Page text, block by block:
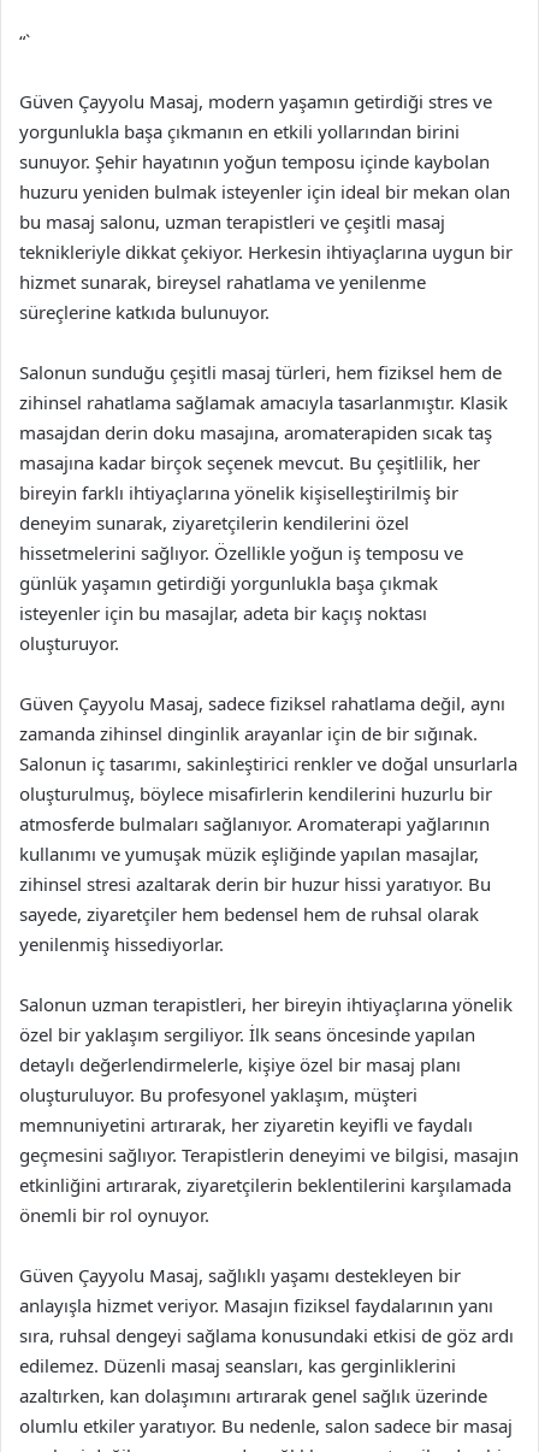
“`
Güven Çayyolu Masaj, modern yaşamın getirdiği stres ve
yorgunlukla başa çıkmanın en etkili yollarından birini
sunuyor. Şehir hayatının yoğun temposu içinde kaybolan
huzuru yeniden bulmak isteyenler için ideal bir mekan olan
bu masaj salonu, uzman terapistleri ve çeşitli masaj
teknikleriyle dikkat çekiyor. Herkesin ihtiyaçlarına uygun bir
hizmet sunarak, bireysel rahatlama ve yenilenme
süreçlerine katkıda bulunuyor.
Salonun sunduğu çeşitli masaj türleri, hem fiziksel hem de
zihinsel rahatlama sağlamak amacıyla tasarlanmıştır. Klasik
masajdan derin doku masajına, aromaterapiden sıcak taş
masajına kadar birçok seçenek mevcut. Bu çeşitlilik, her
bireyin farklı ihtiyaçlarına yönelik kişiselleştirilmiş bir
deneyim sunarak, ziyaretçilerin kendilerini özel
hissetmelerini sağlıyor. Özellikle yoğun iş temposu ve
günlük yaşamın getirdiği yorgunlukla başa çıkmak
isteyenler için bu masajlar, adeta bir kaçış noktası
oluşturuyor.
Güven Çayyolu Masaj, sadece fiziksel rahatlama değil, aynı
zamanda zihinsel dinginlik arayanlar için de bir sığınak.
Salonun iç tasarımı, sakinleştirici renkler ve doğal unsurlarla
oluşturulmuş, böylece misafirlerin kendilerini huzurlu bir
atmosferde bulmaları sağlanıyor. Aromaterapi yağlarının
kullanımı ve yumuşak müzik eşliğinde yapılan masajlar,
zihinsel stresi azaltarak derin bir huzur hissi yaratıyor. Bu
sayede, ziyaretçiler hem bedensel hem de ruhsal olarak
yenilenmiş hissediyorlar.
Salonun uzman terapistleri, her bireyin ihtiyaçlarına yönelik
özel bir yaklaşım sergiliyor. İlk seans öncesinde yapılan
detaylı değerlendirmelerle, kişiye özel bir masaj planı
oluşturuluyor. Bu profesyonel yaklaşım, müşteri
memnuniyetini artırarak, her ziyaretin keyifli ve faydalı
geçmesini sağlıyor. Terapistlerin deneyimi ve bilgisi, masajın
etkinliğini artırarak, ziyaretçilerin beklentilerini karşılamada
önemli bir rol oynuyor.
Güven Çayyolu Masaj, sağlıklı yaşamı destekleyen bir
anlayışla hizmet veriyor. Masajın fiziksel faydalarının yanı
sıra, ruhsal dengeyi sağlama konusundaki etkisi de göz ardı
edilemez. Düzenli masaj seansları, kas gerginliklerini
azaltırken, kan dolaşımını artırarak genel sağlık üzerinde
olumlu etkiler yaratıyor. Bu nedenle, salon sadece bir masaj